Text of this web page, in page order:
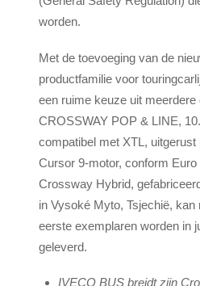
worden.
Met de toevoeging van de
productfamilie voor
een ruime keuze uit meerdere
CROSSWAY POP & LINE,
compatibel met XTL,
Cursor 9-motor, conform
Crossway Hybrid,
in Vysoké Myto, Tsjechië,
eerste exemplaren worden in
geleverd.
IVECO BUS breidt zijn